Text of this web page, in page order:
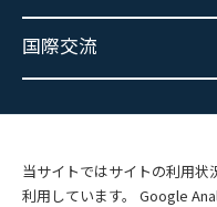
当サイトではサイトの利用
利用しています。 Google
国際交流